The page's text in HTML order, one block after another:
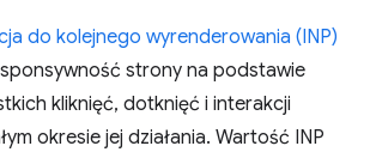
do kolejnego wyrenderowania (INP)
strony na podstawie
kliknięć, dotknięć i interakcji
okresie jej działania. Wartość INP